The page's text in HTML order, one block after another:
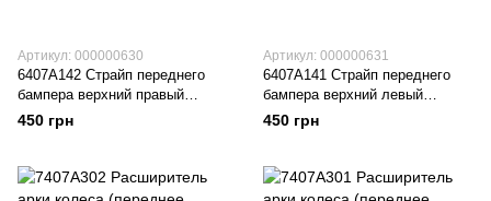
Артикул: 000000630
6407A142 Страйп переднего
бампера верхний правый
MITSUBISHI OUTLANDER
(2016-20), (6407A142), (Новая
качества)
450 грн
Артикул: 000000631
6407A141 Страйп переднего
бампера верхний левый
MITSUBISHI OUTLANDER
(2016-20), (6407A141), (Новая
качества)
450 грн